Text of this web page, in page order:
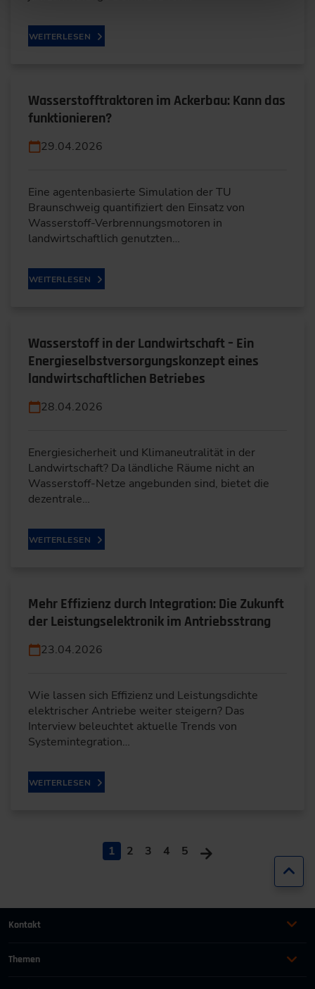
WEITERLESEN
Wasserstofftraktoren im Ackerbau: Kann das
funktionieren?
29.04.2026
Eine agentenbasierte Simulation der TU
Braunschweig quantifiziert den Einsatz von
Wasserstoff-Verbrennungsmotoren in
landwirtschaftlich genutzten…
WEITERLESEN
Wasserstoff in der Landwirtschaft – Ein
Energieselbstversorgungskonzept eines
landwirtschaftlichen Betriebes
28.04.2026
Energiesicherheit und Klimaneutralität in der
Landwirtschaft? Da ländliche Räume nicht an
Wasserstoff-Netze angebunden sind, bietet die
dezentrale…
WEITERLESEN
Mehr Effizienz durch Integration: Die Zukunft
der Leistungselektronik im Antriebsstrang
23.04.2026
Wie lassen sich Effizienz und Leistungsdichte
elektrischer Antriebe weiter steigern? Das
Interview beleuchtet aktuelle Trends von
Systemintegration…
WEITERLESEN
1 2 3 4
5
Kontakt
+49 (0)2116214-201
Themen